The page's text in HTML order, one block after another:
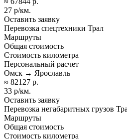
27 р/км.
Оставить заявку
Перевозка спецтехники Трал
Маршруты
Общая стоимость
Стоимость километра
Персональный расчет
Омск → Ярославль
≈ 82127 р.
33 р/км.
Оставить заявку
Перевозка негабаритных грузов
Маршруты
Общая стоимость
Стоимость километра